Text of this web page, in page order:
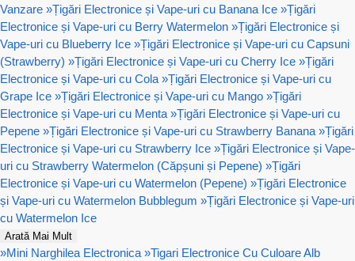
Vanzare »Țigări Electronice și Vape-uri cu Banana Ice »Țigări
Electronice și Vape-uri cu Berry Watermelon »Țigări Electronice și
Vape-uri cu Blueberry Ice »Țigări Electronice și Vape-uri cu Capsuni
(Strawberry) »Țigări Electronice și Vape-uri cu Cherry Ice »Țigări
Electronice și Vape-uri cu Cola »Țigări Electronice și Vape-uri cu
Grape Ice »Țigări Electronice și Vape-uri cu Mango »Țigări
Electronice și Vape-uri cu Menta »Țigări Electronice și Vape-uri cu
Pepene »Țigări Electronice și Vape-uri cu Strawberry Banana »Țigări
Electronice și Vape-uri cu Strawberry Ice »Țigări Electronice și Vape-
uri cu Strawberry Watermelon (Căpșuni și Pepene) »Țigări
Electronice și Vape-uri cu Watermelon (Pepene) »Țigări Electronice
și Vape-uri cu Watermelon Bubblegum »Țigări Electronice și Vape-uri
cu Watermelon Ice
Arată Mai Mult
»Mini Narghilea Electronica »Tigari Electronice Cu Culoare Alb